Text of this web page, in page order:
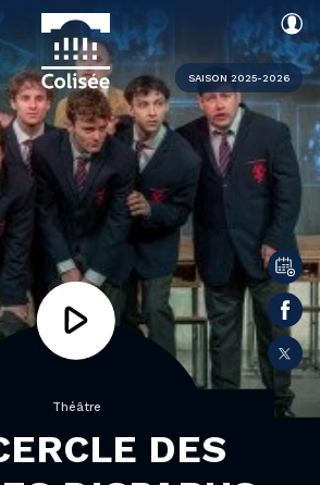
SAISON 2025-2026
Théâtre
DES